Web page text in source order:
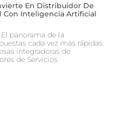
En Distribuidor De
Con Inteligencia Artificial
panorama de la
cada vez más rápidas
integradoras de
de Servicios